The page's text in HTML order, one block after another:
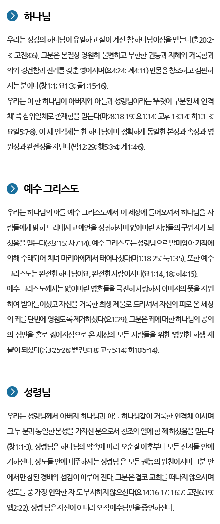
하나님
우리는 성경의 하나님이 유일하고 살아 계신 참 하나님이심을 믿는다(출20:2-
3; 고전8:6). 그분은 본질상 영원히 불변하고 무한한 권능과 지혜와 거룩함과
의와 경건함과 진리를 갖춘 영이시며(요4:24; 계4:11) 만물을 창조하고 심판하
시는 분이다(창1:1; 요1:3; 골1:15-16).
우리는 이 한 하나님이 아버지와 아들과 성령님이라는 ‘뚜렷이 구분된 세 인격
체’ 즉 삼위일체로 존재함을 믿는다(마28:18-19; 요1:14; 고후 13:14; 히1:1-3;
요일5:7-8). 이 세 인격체는 한 하나님이며 정확하게 동일한 본성과 속성과 영
원성과 완전성을 지닌다(막12:29; 행5:3-4; 계1:4-6).
예수 그리스도
우리는 하나님의 아들 예수 그리스도께서 이 세상에 들어오셔서 하나님을 사
람들에게 밝히 드러내시고 예언을 성취하시며 잃어버린 사람들의 구원자가 되
셨음을 믿는다(창3:15; 사7:14). 예수 그리스도는 성령님으로 말미암아 기적에
의해 수태되어 처녀 마리아에게서 태어나셨다(마1:18-25; 눅1:35). 또한 예수
그리스도는 완전한 하나님이요, 완전한 사람이시다(요1:14, 18; 히4:15).
예수 그리스도께서는 잃어버린 영혼들을 극진히 사랑하사 아버지의 뜻을 자원
하여 받아들이셨고 자신을 거룩한 희생 제물로 드리셔서 자신의 피로 온 세상
의 죄를 단번에 영원토록 제거하셨다(요1:29). 그분은 죄에 대한 하나님의 공의
의 심판을 홀로 짊어지심으로 온 세상의 모든 사람들을 위한 ‘영원한 희생 제
물’이 되셨다(롬3:25-26; 벧전3:18; 고후5:14; 히10:5-14).
성령님
우리는 성령님께서 아버지 하나님과 아들 하나님같이 거룩한 인격체 이시며
그 두 분과 동일한 본성을 가지신 분으로서 창조의 일에 함 께 하셨음을 믿는다
(창1:1-3). 성령님은 하나님의 약속에 따라 오순절 이후부터 모든 신자들 안에
거하신다. 성도들 안에 내주하시는 성령님 은 모든 권능의 원천이시며 그분 안
에서만 참된 경배와 섬김이 이루어 진다. 그분은 결코 교회를 떠나지 않으시며
성도들 중 가장 연약한 자 도 무시하지 않으신다(요14:16-17; 16:7; 고전6:19;
엡2:22). 성령 님은 자신이 아니라 오직 예수님만을 증언하신다.